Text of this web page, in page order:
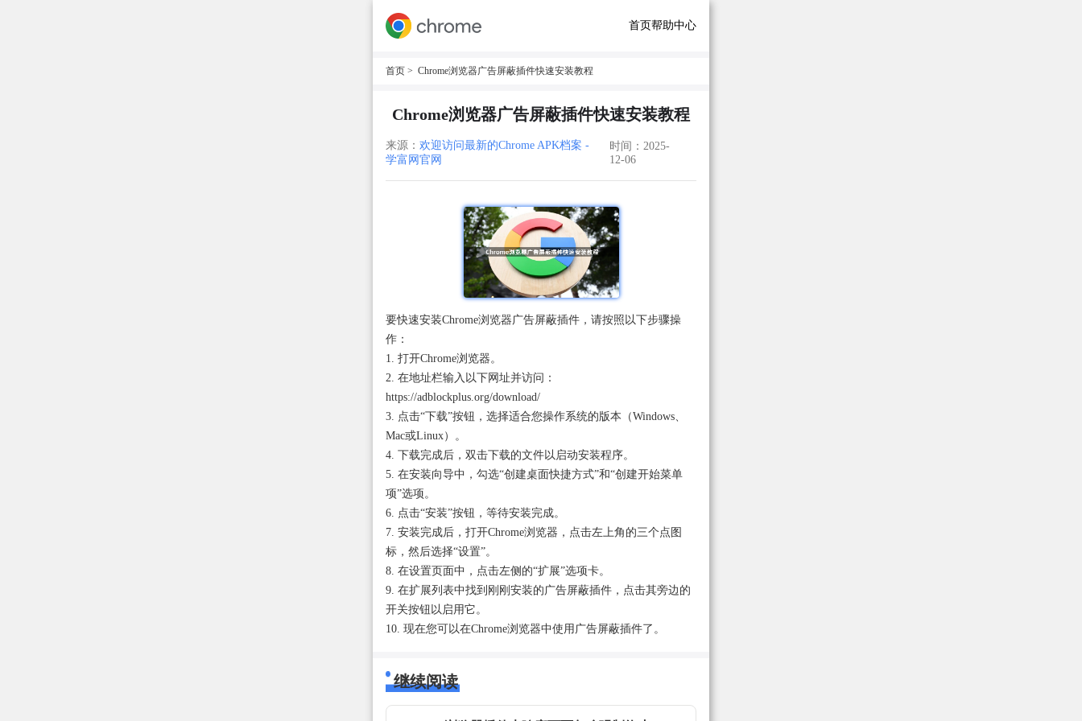
首页帮助中心
首页 > Chrome浏览器广告屏蔽插件快速安装教程
Chrome浏览器广告屏蔽插件快速安装教程
来源： 欢迎访问最新的Chrome APK档案 -
学富网官网
时间：2025-
12-06
要快速安装Chrome浏览器广告屏蔽插件，请按照以下步骤操
作：
1. 打开Chrome浏览器。
2. 在地址栏输入以下网址并访问：
https://adblockplus.org/download/
3. 点击“下载”按钮，选择适合您操作系统的版本（Windows、
Mac或Linux）。
4. 下载完成后，双击下载的文件以启动安装程序。
5. 在安装向导中，勾选“创建桌面快捷方式”和“创建开始菜单
项”选项。
6. 点击“安装”按钮，等待安装完成。
7. 安装完成后，打开Chrome浏览器，点击左上角的三个点图
标，然后选择“设置”。
8. 在设置页面中，点击左侧的“扩展”选项卡。
9. 在扩展列表中找到刚刚安装的广告屏蔽插件，点击其旁边的
开关按钮以启用它。
10. 现在您可以在Chrome浏览器中使用广告屏蔽插件了。
继续阅读